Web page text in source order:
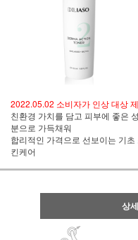
2022.05.02 소비자가 인상 대상
친환경 가치를 담고 피부에 좋은 성
분으로 가득채워
합리적인 가격으로 선보이는 기초
킨케어
상